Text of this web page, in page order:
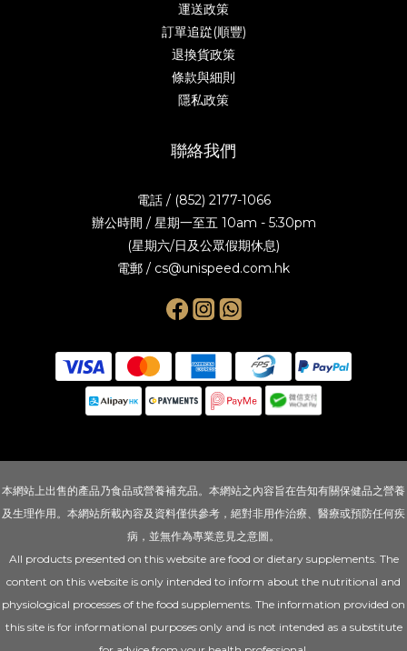
運送政策
訂單追踨(順豐)
退換貨政策
條款與細則
隱私政策
聯絡我們
電話 / (852) 2177-1066
辦公時間 / 星期一至五 10am - 5:30pm
(星期六/日及公眾假期休息)
電郵 / cs@unispeed.com.hk
本網站上出售的產品乃食品或營養補充品。本網站之內容旨在告知有關保健品之營養
及生理作用。本網站所載內容及資料僅供參考，絕對非用作治療、醫療或預防任何疾
病，並無作為專業意見之意圖。
All products presented on this website are food or dietary supplements. The
content on this website is only intended to inform about the nutritional and
physiological processes of the food supplements. The information provided on
this site is for informational purposes only and is not intended as a substitute